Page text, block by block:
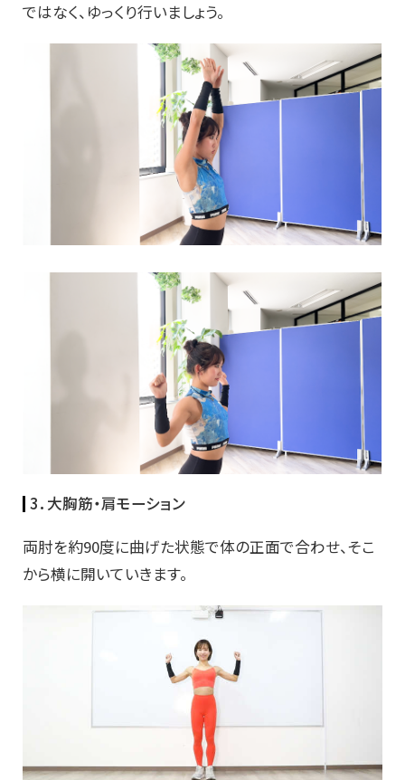
ではなく、ゆっくり行いましょう。
3．大胸筋・肩モーション
両肘を約90度に曲げた状態で体の正面で合わせ、そこ
から横に開いていきます。